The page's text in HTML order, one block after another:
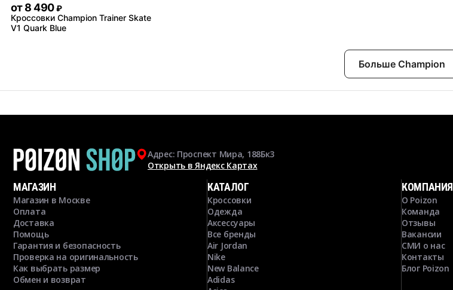
от8 490 ₽
Кроссовки Champion Trainer Skate
V1 Quark Blue
Больше Champion
Адрес: Проспект Мира, 188Бк3
Открыть в Яндекс Картах
МАГАЗИН
Магазин в Москве
Оплата
Доставка
Помощь
Гарантия и безопасность
Проверка на оригинальность
Как выбрать размер
Обмен и возврат
КАТАЛОГ
Кроссовки
Одежда
Аксессуары
Все бренды
Air Jordan
Nike
New Balance
Adidas
КОМПАНИЯ
О Poizon
Команда
Отзывы
Вакансии
СМИ о нас
Контакты
Блог Poizon